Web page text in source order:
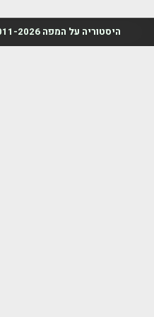
היסטוריה על המפה 2011-2026 | פרוייקט טיגארט 2012-2026| www.mapah.co.il | www.tegart.uk